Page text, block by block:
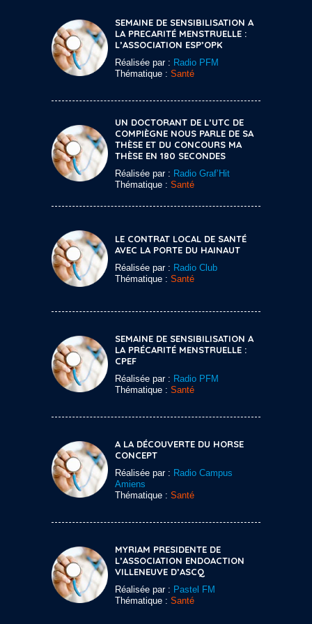
SEMAINE DE SENSIBILISATION A
LA PRECARITÉ MENSTRUELLE :
L’ASSOCIATION ESP’OPK
Réalisée par : Radio PFM
Thématique : Santé
UN DOCTORANT DE L’UTC DE
COMPIÈGNE NOUS PARLE DE SA
THÈSE ET DU CONCOURS MA
THÈSE EN 180 SECONDES
Réalisée par : Radio Graf’Hit
Thématique : Santé
LE CONTRAT LOCAL DE SANTÉ
AVEC LA PORTE DU HAINAUT
Réalisée par : Radio Club
Thématique : Santé
SEMAINE DE SENSIBILISATION A
LA PRÉCARITÉ MENSTRUELLE :
CPEF
Réalisée par : Radio PFM
Thématique : Santé
A LA DÉCOUVERTE DU HORSE
CONCEPT
Réalisée par : Radio Campus
Amiens
Thématique : Santé
MYRIAM PRESIDENTE DE
L’ASSOCIATION ENDOACTION
VILLENEUVE D’ASCQ
Réalisée par : Pastel FM
Thématique : Santé